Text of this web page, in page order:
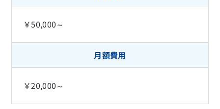
￥50,000～
月額費用
￥20,000～